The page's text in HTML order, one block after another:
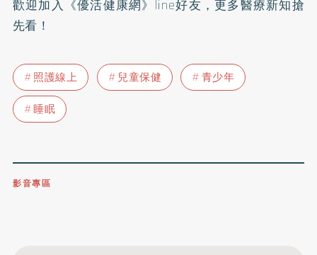
歡迎加入 《優活健康網》line好友 ，更多醫療新知搶
先看！
照護線上 兒童保健
青少年
睡眠
影音專區